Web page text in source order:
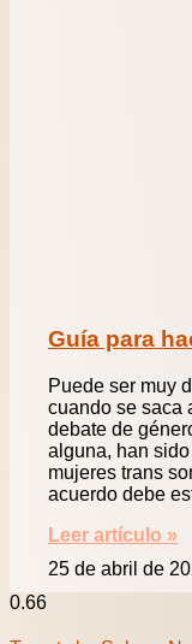
Guía para
Puede ser muy
cuando se saca
debate de
alguna, han
mujeres trans
acuerdo debe
Leer artículo »
25 de abril de